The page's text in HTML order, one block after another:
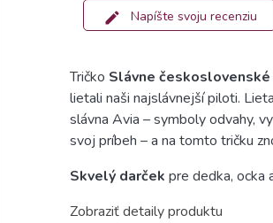
Napíšte svoju recenziu
Tričko Slávne
lietali naši najslávnejší piloti.
slávna Avia – symboly odvahy,
svoj príbeh – a na tomto tričku
Skvelý darček pre dedka, ocka
Zobraziť detaily produktu